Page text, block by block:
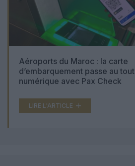
Aéroports du Maroc : la carte
d’embarquement passe au tout
numérique avec Pax Check
LIRE L'ARTICLE